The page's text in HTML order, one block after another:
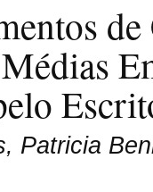
Patricia